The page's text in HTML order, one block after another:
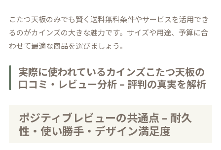
こたつ天板のみでも賢く送料無料条件やサービスを活用でき
るのがカインズの大きな魅力です。サイズや用途、予算に合
わせて最適な商品を選びましょう。
実際に使われているカインズこたつ天板の
口コミ・レビュー分析 – 評判の真実を解析
ポジティブレビューの共通点 – 耐久
性・使い勝手・デザイン満足度